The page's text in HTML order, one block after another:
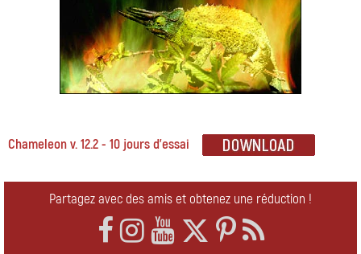
Chameleon v. 12.2 - 10 jours d'essai
Partagez avec des amis et obtenez une réduction !